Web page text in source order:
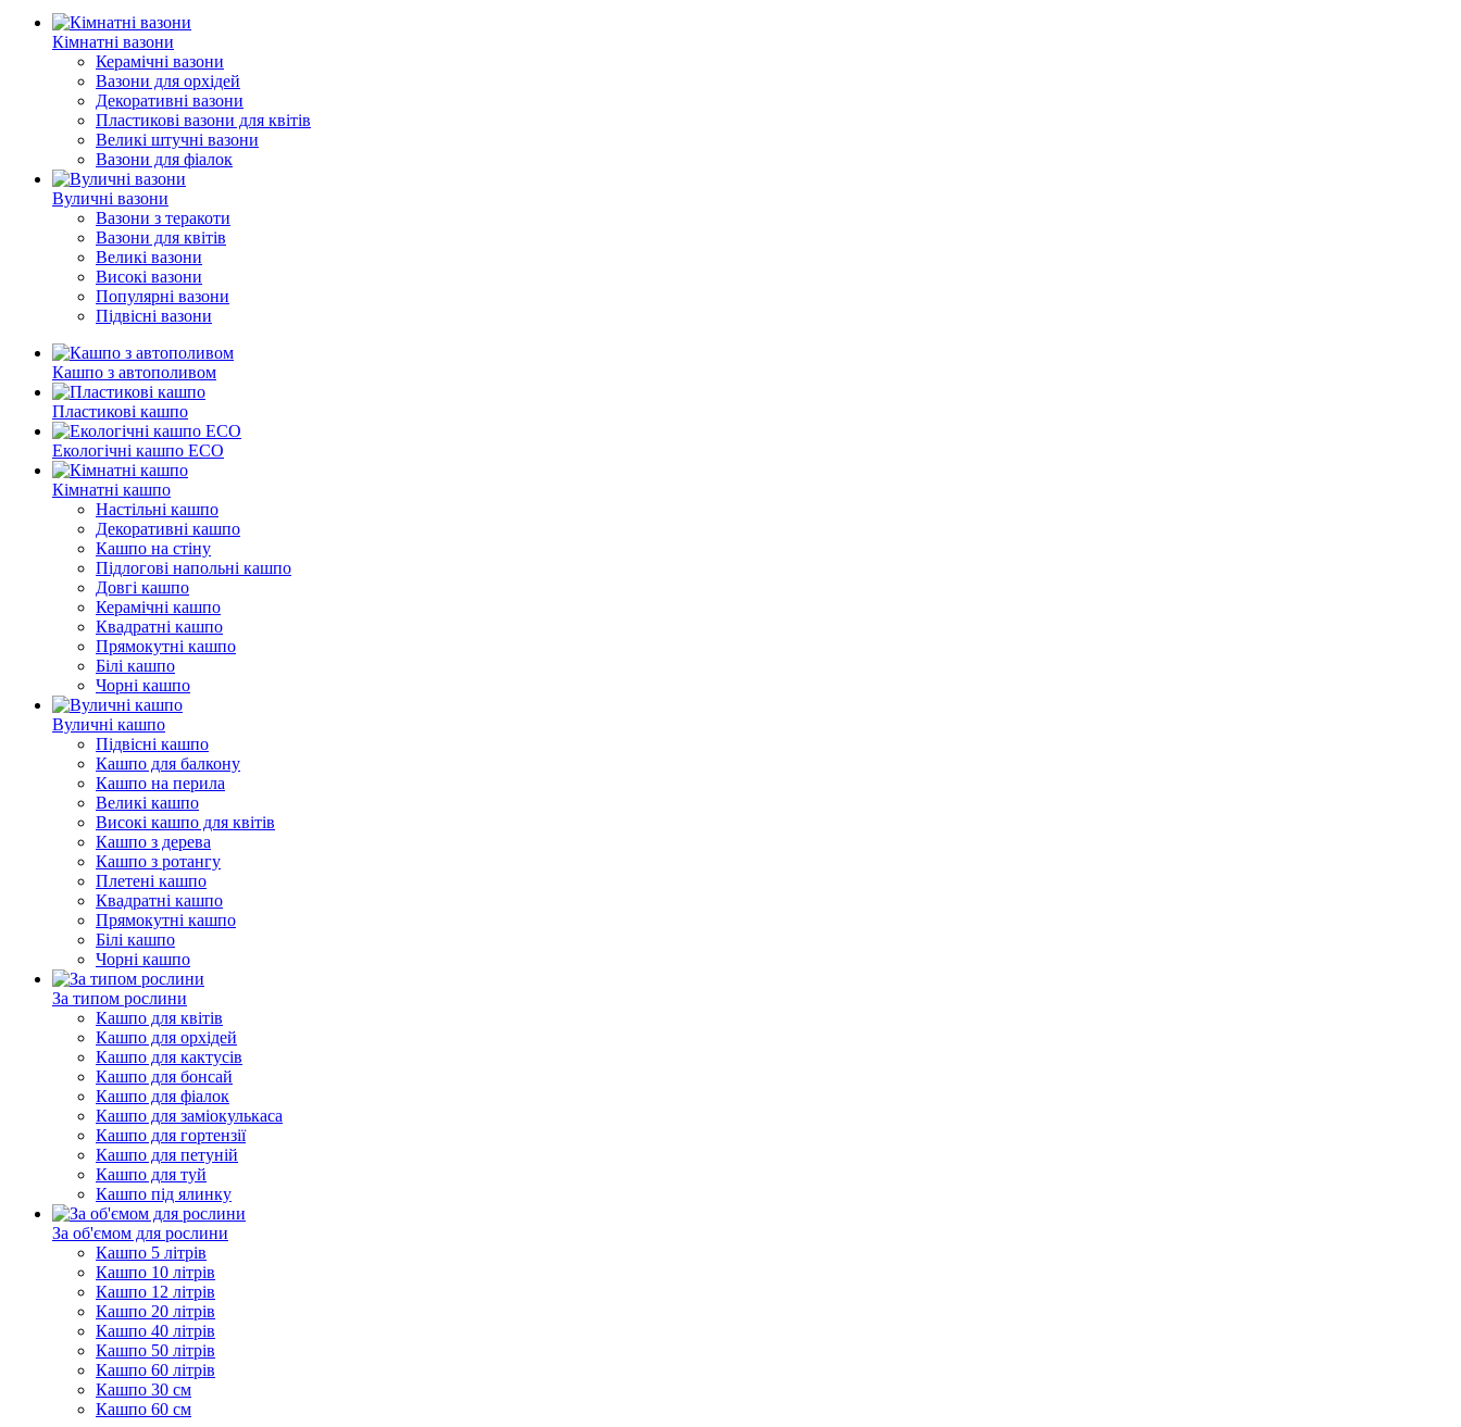
Кімнатні вазони
Керамічні вазони
Вазони для орхідей
Декоративні вазони
Пластикові вазони для квітів
Великі штучні вазони
Вазони для фіалок
Вуличні вазони
Вазони з теракоти
Вазони для квітів
Великі вазони
Високі вазони
Популярні вазони
Підвісні вазони
Кашпо з автополивом
Пластикові кашпо
Екологічні кашпо ECO
Кімнатні кашпо
Настільні кашпо
Декоративні кашпо
Кашпо на стіну
Підлогові напольні кашпо
Довгі кашпо
Керамічні кашпо
Квадратні кашпо
Прямокутні кашпо
Білі кашпо
Чорні кашпо
Вуличні кашпо
Підвісні кашпо
Кашпо для балкону
Кашпо на перила
Великі кашпо
Високі кашпо для квітів
Кашпо з дерева
Кашпо з ротангу
Плетені кашпо
Квадратні кашпо
Прямокутні кашпо
Білі кашпо
Чорні кашпо
За типом рослини
Кашпо для квітів
Кашпо для орхідей
Кашпо для кактусів
Кашпо для бонсай
Кашпо для фіалок
Кашпо для заміокулькаса
Кашпо для гортензії
Кашпо для петуній
Кашпо для туй
Кашпо під ялинку
За об'ємом для рослини
Кашпо 5 літрів
Кашпо 10 літрів
Кашпо 12 літрів
Кашпо 20 літрів
Кашпо 40 літрів
Кашпо 50 літрів
Кашпо 60 літрів
Кашпо 30 см
Кашпо 60 см